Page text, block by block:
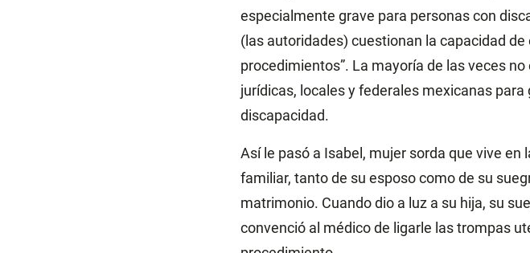
especialmente grave para personas con
(las autoridades) cuestionan la capacidad
procedimientos”. La mayoría de las veces
jurídicas, locales y federales mexicanas
discapacidad.
Así le pasó a Isabel, mujer sorda que vive
familiar, tanto de su esposo como de su
matrimonio. Cuando dio a luz a su hija, su
convenció al médico de ligarle las trompas